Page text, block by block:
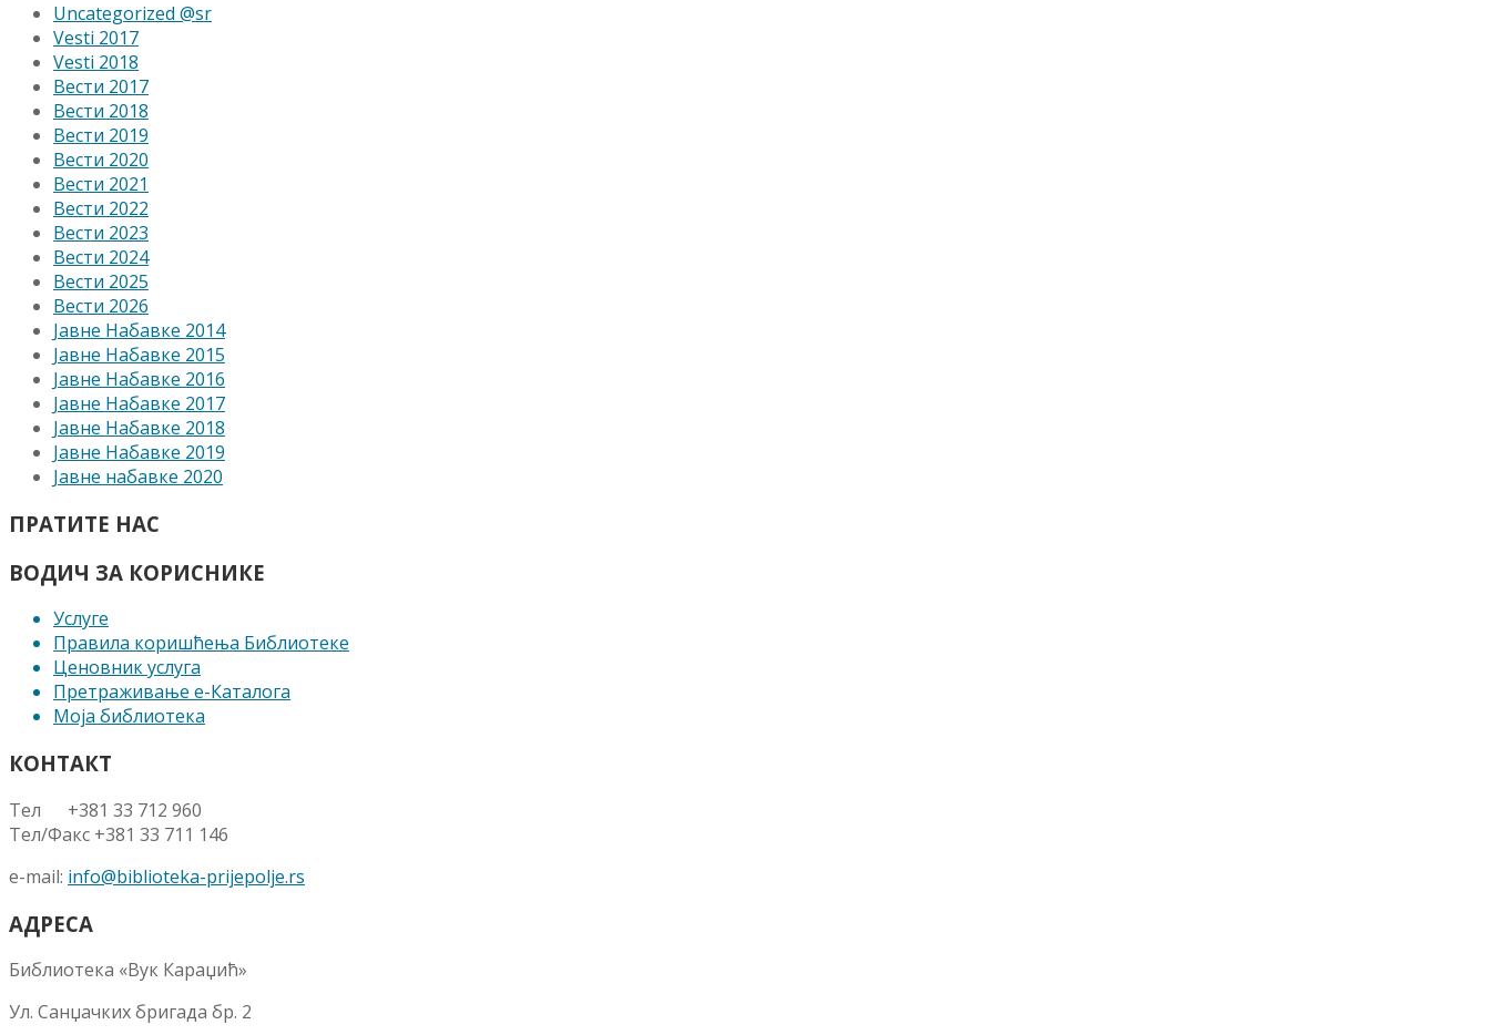
Uncategorized @sr
Vesti 2017
Vesti 2018
Вести 2017
Вести 2018
Вести 2019
Вести 2020
Вести 2021
Вести 2022
Вести 2023
Вести 2024
Вести 2025
Вести 2026
Јавне Набавке 2014
Јавне Набавке 2015
Јавне Набавке 2016
Јавне Набавке 2017
Јавне Набавке 2018
Јавне Набавке 2019
Јавне набавке 2020
ПРАТИТЕ НАС
ВОДИЧ ЗА КОРИСНИКЕ
Услуге
Правила коришћења Библиотеке
Ценовник услуга
Претраживање е-Каталога
Моја библиотека
КОНТАКТ
Тел +381 33 712 960
Тел/Факс +381 33 711 146
e-mail: info@biblioteka-prijepolje.rs
АДРЕСА
Библиотека «Вук Караџић»
Ул. Санџачких бригада бр. 2